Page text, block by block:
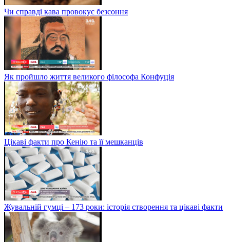
Чи справді кава провокує безсоння
Як пройшло життя великого філософа Конфуція
Цікаві факти про Кенію та її мешканців
Жувальній гумці – 173 роки: історія створення та цікаві факти